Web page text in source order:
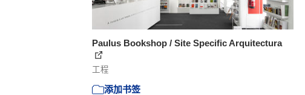
Paulus Bookshop / Site Specific Arquitectura
工程
添加书签